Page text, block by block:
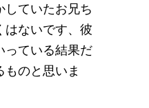
していたお兄ち
はないです、彼
っている結果だ
のと思いま